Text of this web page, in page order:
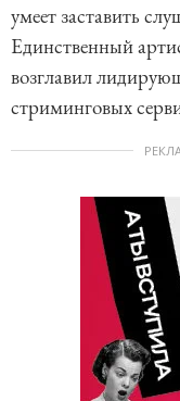
умеет заставить
Единственный
возглавил
стриминговых